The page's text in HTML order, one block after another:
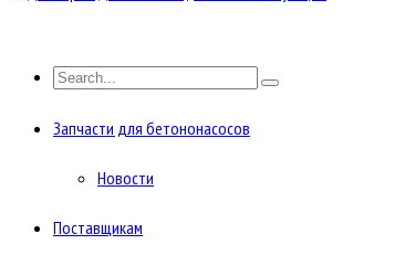
Запчасти для бетононасосов
Новости
Поставщикам